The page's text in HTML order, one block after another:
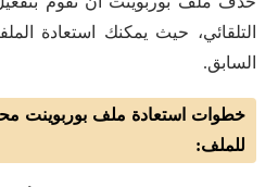
التلقائي، حيث يمكنك استعادة
السابق.
خطوات استعادة ملف بوربوينت
للملف: